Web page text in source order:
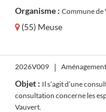
Organisme : Commune de
(55) Meuse
2026V009 |
Objet : Il s’agit d’une
consultation concerne les
Vauvert.